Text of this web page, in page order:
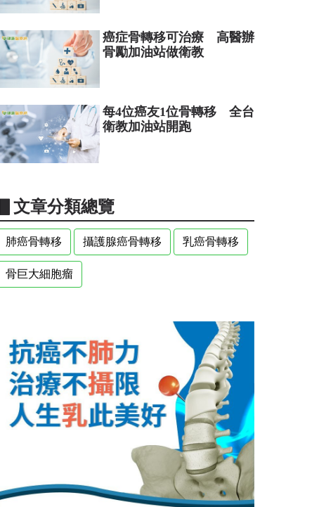
癌症骨轉移可治療 高醫辦
骨勵加油站做衛教
每4位癌友1位骨轉移 全台
衛教加油站開跑
▋文章分類總覽
肺癌骨轉移 攝護腺癌骨轉移 乳癌骨轉移
骨巨大細胞瘤